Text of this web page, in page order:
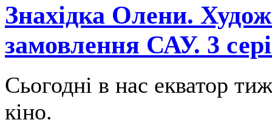
Знахідка Олени.
замовлення САУ. 3
Сьогодні в нас екватор
кіно.